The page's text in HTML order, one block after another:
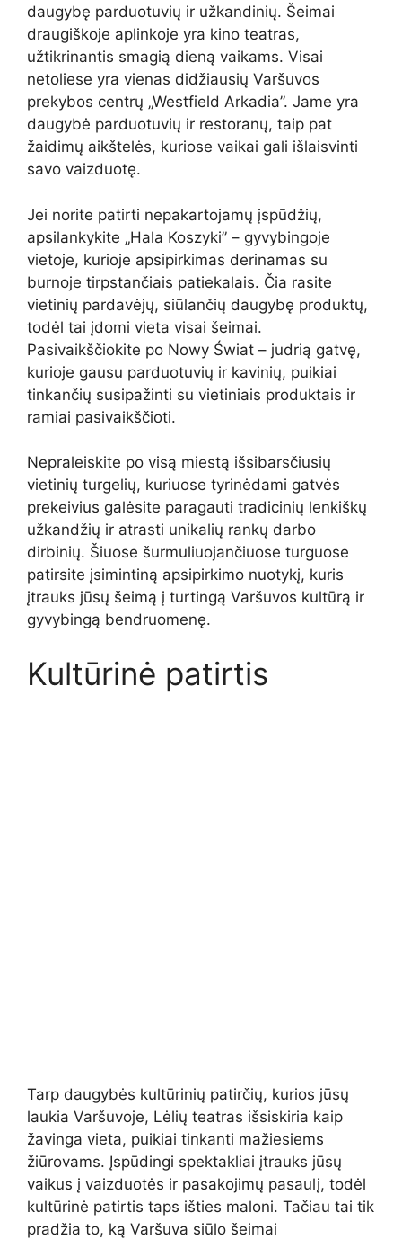
daugybę parduotuvių ir užkandinių. Šeimai
draugiškoje aplinkoje yra kino teatras,
užtikrinantis smagią dieną vaikams. Visai
netoliese yra vienas didžiausių Varšuvos
prekybos centrų „Westfield Arkadia”. Jame yra
daugybė parduotuvių ir restoranų, taip pat
žaidimų aikštelės, kuriose vaikai gali išlaisvinti
savo vaizduotę.
Jei norite patirti nepakartojamų įspūdžių,
apsilankykite „Hala Koszyki” – gyvybingoje
vietoje, kurioje apsipirkimas derinamas su
burnoje tirpstančiais patiekalais. Čia rasite
vietinių pardavėjų, siūlančių daugybę produktų,
todėl tai įdomi vieta visai šeimai.
Pasivaikščiokite po Nowy Świat – judrią gatvę,
kurioje gausu parduotuvių ir kavinių, puikiai
tinkančių susipažinti su vietiniais produktais ir
ramiai pasivaikščioti.
Nepraleiskite po visą miestą išsibarsčiusių
vietinių turgelių, kuriuose tyrinėdami gatvės
prekeivius galėsite paragauti tradicinių lenkiškų
užkandžių ir atrasti unikalių rankų darbo
dirbinių. Šiuose šurmuliuojančiuose turguose
patirsite įsimintiną apsipirkimo nuotykį, kuris
įtrauks jūsų šeimą į turtingą Varšuvos kultūrą ir
gyvybingą bendruomenę.
Kultūrinė patirtis
Tarp daugybės kultūrinių patirčių, kurios jūsų
laukia Varšuvoje, Lėlių teatras išsiskiria kaip
žavinga vieta, puikiai tinkanti mažiesiems
žiūrovams. Įspūdingi spektakliai įtrauks jūsų
vaikus į vaizduotės ir pasakojimų pasaulį, todėl
kultūrinė patirtis taps išties maloni. Tačiau tai tik
pradžia to, ką Varšuva siūlo šeimai